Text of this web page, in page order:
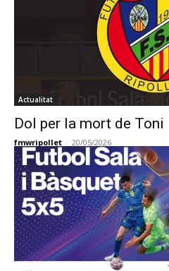
Actualitat
Dol per la mort de Toni
fmwripollet - 20/05/2026